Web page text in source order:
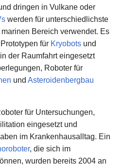
dringen in Vulkane oder
werden für unterschiedlichste
Bereich verwendet. Es
für Kryobots und
der Raumfahrt eingesetzt
Roboter für
und Asteroidenbergbau
für Untersuchungen,
eingesetzt und
im Krankenhausalltag. Ein
, die sich im
wurden bereits 2004 an